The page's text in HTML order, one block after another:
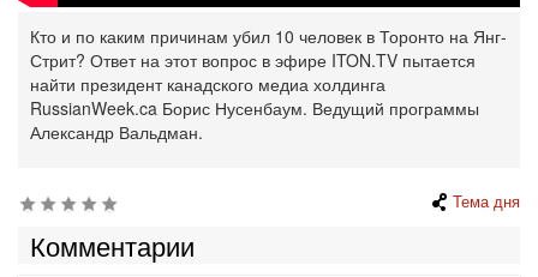
Кто и по каким причинам убил 10 человек в Торонто на Янг-
Стрит? Ответ на этот вопрос в эфире ITON.TV пытается
найти президент канадского медиа холдинга
RussianWeek.ca Борис Нусенбаум. Ведущий программы
Александр Вальдман.
Тема дня
Комментарии